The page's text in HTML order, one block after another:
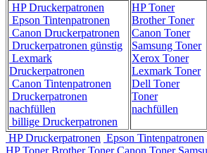
HP Druckerpatronen
Epson Tintenpatronen
Canon Druckerpatronen
Druckerpatronen günstig
Lexmark
Druckerpatronen
Canon Tintenpatronen
Druckerpatronen
nachfüllen
billige Druckerpatronen
HP Toner
Brother Toner
Canon Toner
Samsung Toner
Xerox Toner
Lexmark Toner
Dell Toner
Toner
nachfüllen
HP Druckerpatronen Epson Tintenpatronen
HP Toner Brother Toner Canon Toner